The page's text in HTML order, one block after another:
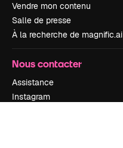
Vendre mon contenu
Salle de presse
À la recherche de magnific.ai
Nous contacter
Assistance
Instagram